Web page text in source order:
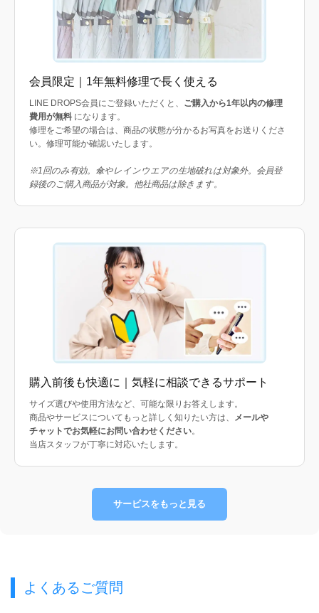
会員限定｜1年無料修理で長く使える
LINE DROPS会員にご登録いただくと、 ご購入から1年以内の修理
費用が無料 になります。
修理をご希望の場合は、商品の状態が分かるお写真をお送りくださ
い。修理可能か確認いたします。
※1回のみ有効。傘やレインウエアの生地破れは対象外。会員登
録後のご購入商品が対象。他社商品は除きます。
購入前後も快適に｜気軽に相談できるサポート
サイズ選びや使用方法など、可能な限りお答えします。
商品やサービスについてもっと詳しく知りたい方は、 メールや
チャットでお気軽にお問い合わせください。
当店スタッフが丁寧に対応いたします。
サービスをもっと見る
よくあるご質問